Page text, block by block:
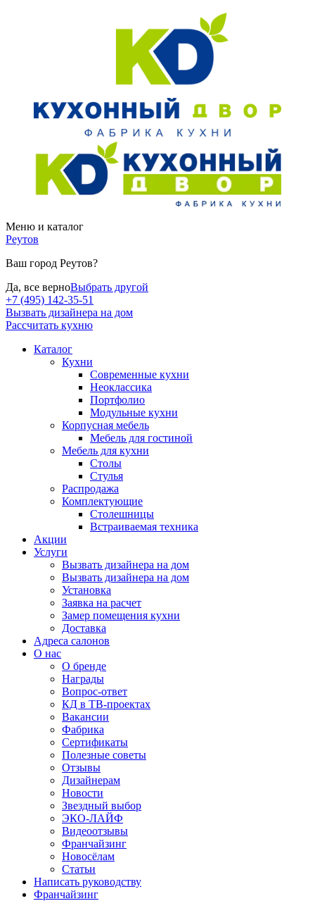
Меню и каталог
Реутов
Ваш город Реутов?
Да, все верноВыбрать другой
+7 (495) 142-35-51
Вызвать дизайнера на дом
Рассчитать кухню
Каталог
Кухни
Современные кухни
Неоклассика
Портфолио
Модульные кухни
Корпусная мебель
Мебель для гостиной
Мебель для кухни
Столы
Стулья
Распродажа
Комплектующие
Столешницы
Встраиваемая техника
Акции
Услуги
Вызвать дизайнера на дом
Вызвать дизайнера на дом
Установка
Заявка на расчет
Замер помещения кухни
Доставка
Адреса салонов
О нас
О бренде
Награды
Вопрос-ответ
КД в ТВ-проектах
Вакансии
Фабрика
Сертификаты
Полезные советы
Отзывы
Дизайнерам
Новости
Звездный выбор
ЭКО-ЛАЙФ
Видеоотзывы
Франчайзинг
Новосёлам
Статьи
Написать руководству
Франчайзинг